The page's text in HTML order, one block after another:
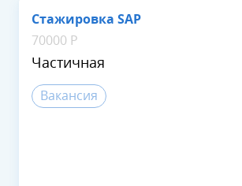
Стажировка SAP
70000 Р
Частичная
Вакансия